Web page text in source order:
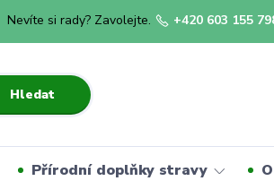
Hledat
Nevíte si rady? Zavolejte. +420 603 155
Přírodní doplňky stravy